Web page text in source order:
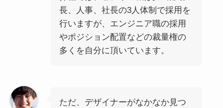
長、人事、社長の3人体制で採用を
行いますが、エンジニア職の採用
やポジション配置などの裁量権の
多くを自分に頂いています。
ただ、デザイナーがなかなか見つ